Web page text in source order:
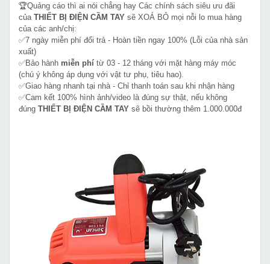
🏆Quảng cáo thì ai nói chẳng hay Các chính sách siêu ưu đãi
của THIẾT BỊ ĐIỆN CẦM TAY sẽ XOÁ BỎ mọi nỗi lo mua hàng
của các anh/chị:
✅7 ngày miễn phí đổi trả - Hoàn tiền ngay 100% (Lỗi của nhà sản
xuất)
✅Bảo hành miễn phí từ 03 - 12 tháng với mặt hàng máy móc
(chú ý không áp dụng với vật tư phụ, tiêu hao).
✅Giao hàng nhanh tại nhà - Chỉ thanh toán sau khi nhận hàng
✅Cam kết 100% hình ảnh/video là đúng sự thật, nếu không
đúng THIẾT BỊ ĐIỆN CẦM TAY sẽ bồi thường thêm 1.000.000đ